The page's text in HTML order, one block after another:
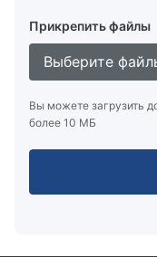
Прикрепить файлы
Выберите
Вы можете загрузить
более 10 МБ